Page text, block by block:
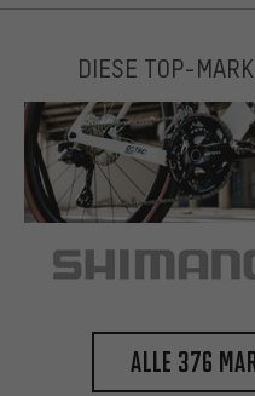
DIESE TOP-
Alle 376